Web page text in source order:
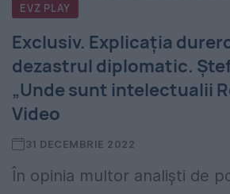
EVZ PLAY
Exclusiv. Explicația
dezastrul diplomatic.
„Unde sunt intelectualii
Video
31 DECEMBRIE 2022
În opinia multor analiști de